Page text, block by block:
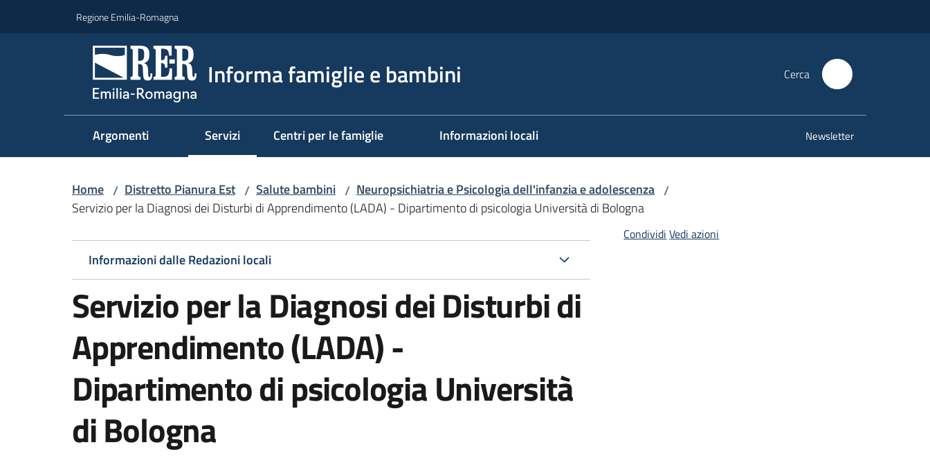
Regione Emilia-Romagna
Informa famiglie e bambini Cerca
Argomenti Servizi
Menu selezionatoCentri per le famiglie Informazioni locali Newsletter
Home / Distretto Pianura Est / Salute bambini / Neuropsichiatria e Psicologia dell'infanzia e adolescenza /
Servizio per la Diagnosi dei Disturbi di Apprendimento (LADA) - Dipartimento di psicologia Università di Bologna
Informazioni dalle Redazioni locali
Servizio per la Diagnosi dei Disturbi di
Apprendimento (LADA) -
Dipartimento di psicologia Università
di Bologna
Condividi Vedi azioni